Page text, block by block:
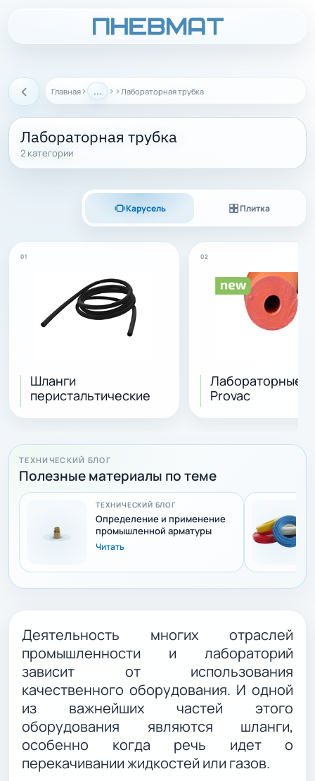
Назад Главная › ... › › Лабораторная трубка
Лабораторная трубка
2 категории
Карусель Плитка
01
Шланги
перистальтические
02
Лабораторные
Provac
ТЕХНИЧЕСКИЙ БЛОГ
Полезные материалы по теме
ТЕХНИЧЕСКИЙ БЛОГ
Определение и применение
промышленной арматуры
Читать
Деятельность многих отраслей
промышленности и лабораторий
зависит от использования
качественного оборудования. И одной
из важнейших частей этого
оборудования являются шланги,
особенно когда речь идет о
перекачивании жидкостей или газов.